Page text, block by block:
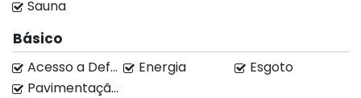
✅ Energia fotovoltaica.
📐 Terreno: 300 m²
🏠 Área construída: 181,91 m²
Sauna
Básico
Acesso a Deficientes Energia
Esgoto
Pavimentação